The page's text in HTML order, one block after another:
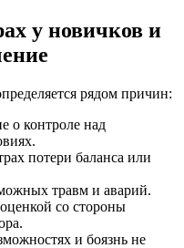
у новичков и
рядом причин:
о контроле над
потери баланса или
травм и аварий.
со стороны
и боязнь не